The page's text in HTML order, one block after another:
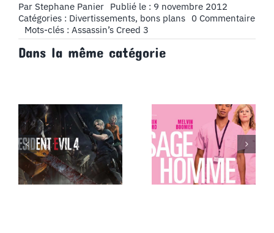
Par Stephane Panier Publié le : 9 novembre 2012
Catégories : Divertissements, bons plans 0 Commentaireon
Mots-clés : Assassin’s Creed 3
Dans la même catégorie
Jeu video :
Resident Evil
4
Cinéma :
Sage-Homme